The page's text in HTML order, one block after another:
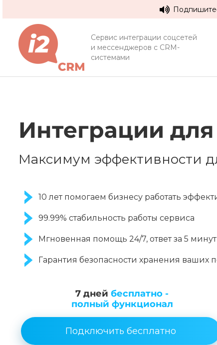
Сервис интеграции соцсетей
и мессенджеров с CRM-
системами
Интеграции для
Максимум эффективности
10 лет помогаем бизнесу работать
99.99% стабильность работы сервиса
Мгновенная помощь 24/7, ответ за 5 минут
Гарантия безопасности хранения ваших
7 дней бесплатно -
полный функционал
Подключить бесплатно